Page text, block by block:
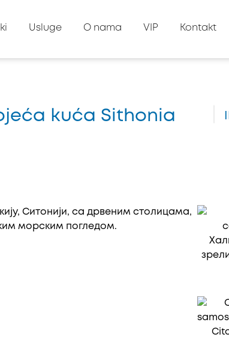
Usluge O nama VIP Kontakt
kuća Sithonia